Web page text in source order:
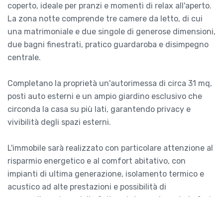
coperto, ideale per pranzi e momenti di relax all'aperto.
La zona notte comprende tre camere da letto, di cui
una matrimoniale e due singole di generose dimensioni,
due bagni finestrati, pratico guardaroba e disimpegno
centrale.
Completano la proprietà un'autorimessa di circa 31 mq,
posti auto esterni e un ampio giardino esclusivo che
circonda la casa su più lati, garantendo privacy e
vivibilità degli spazi esterni.
L'immobile sarà realizzato con particolare attenzione al
risparmio energetico e al comfort abitativo, con
impianti di ultima generazione, isolamento termico e
acustico ad alte prestazioni e possibilità di